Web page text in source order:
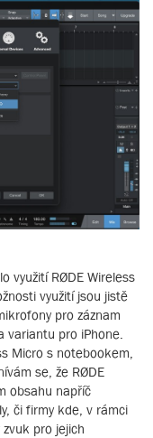
využití RØDE Wireless
využití jsou jistě
pro záznam
variantu pro iPhone.
Micro s notebookem,
se, že RØDE
obsahu napříč
či firmy kde, v rámci
pro jejich